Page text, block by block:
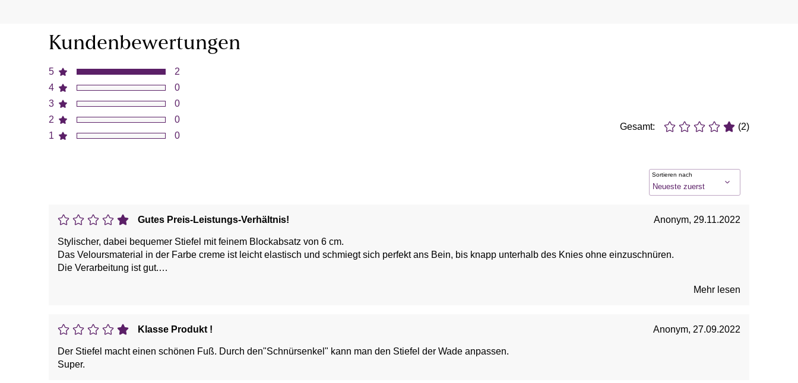
Kundenbewertungen
5
4
3
2
1
2
0
0
0
0
Gesamt: (2)
Sortieren nach
Gutes Preis-Leistungs-Verhältnis! Anonym, 29.11.2022
Stylischer, dabei bequemer Stiefel mit feinem Blockabsatz von 6 cm.
Das Veloursmaterial in der Farbe creme ist leicht elastisch und schmiegt sich perfekt ans Bein, bis knapp unterhalb des Knies ohne einzuschnüren.
Die Verarbeitung ist gut.
Mehr lesen
Klasse Produkt ! Anonym, 27.09.2022
Der Stiefel macht einen schönen Fuß. Durch den"Schnürsenkel" kann man den Stiefel der Wade anpassen.
Super.